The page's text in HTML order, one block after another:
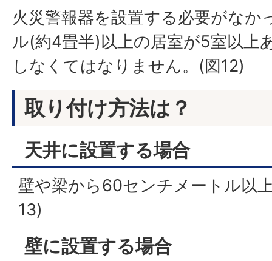
火災警報器を設置する必要がなか
ル(約4畳半)以上の居室が5室以上
しなくてはなりません。(図12)
取り付け方法は？
天井に設置する場合
壁や梁から60センチメートル以
13)
壁に設置する場合